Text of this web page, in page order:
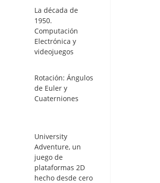
La década de
1950.
Computación
Electrónica y
videojuegos
Rotación: Ángulos
de Euler y
Cuaterniones
University
Adventure, un
juego de
plataformas 2D
hecho desde cero